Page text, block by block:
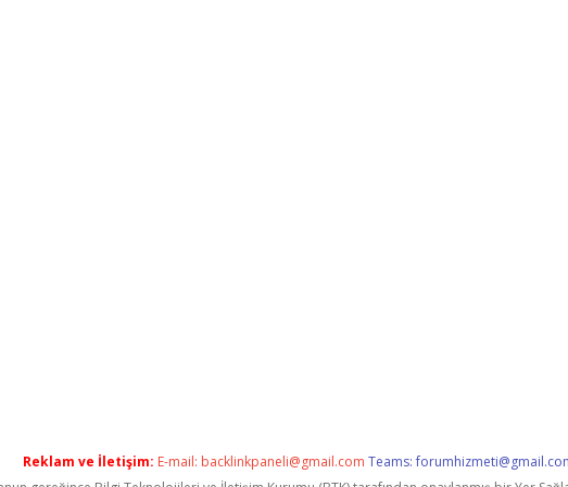
Reklam ve İletişim: E-mail: backlinkpaneli@gmail.com Teams: